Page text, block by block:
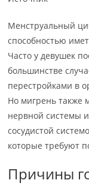
Менструальный
способностью
Часто у девушек
большинстве
перестройками в
Но мигрень также
нервной системы
сосудистой
которые требуют
Причины